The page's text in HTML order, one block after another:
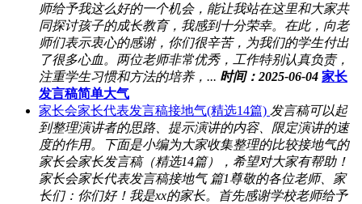
师给予我这么好的一个机会，能让我站在这里和大家共
同探讨孩子的成长教育，我感到十分荣幸。在此，向老
师们表示衷心的感谢，你们很辛苦，为我们的学生付出
了很多心血。两位老师非常优秀，工作特别认真负责，
注重学生习惯和方法的培养，... 时间：2025-06-04 家长
发言稿简单大气
家长会家长代表发言稿接地气(精选14篇) 发言稿可以起
到整理演讲者的思路、提示演讲的内容、限定演讲的速
度的作用。下面是小编为大家收集整理的比较接地气的
家长会家长发言稿（精选14篇），希望对大家有帮助！
家长会家长代表发言稿接地气 篇1尊敬的各位老师、家
长们：你们好！我是xx的家长。首先感谢学校老师给予